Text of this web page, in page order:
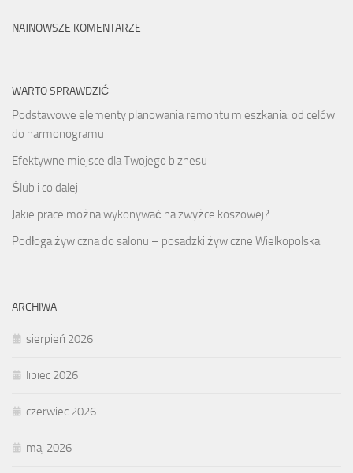
NAJNOWSZE KOMENTARZE
WARTO SPRAWDZIĆ
Podstawowe elementy planowania remontu mieszkania: od celów
do harmonogramu
Efektywne miejsce dla Twojego biznesu
Ślub i co dalej
Jakie prace można wykonywać na zwyżce koszowej?
Podłoga żywiczna do salonu – posadzki żywiczne Wielkopolska
ARCHIWA
sierpień 2026
lipiec 2026
czerwiec 2026
maj 2026